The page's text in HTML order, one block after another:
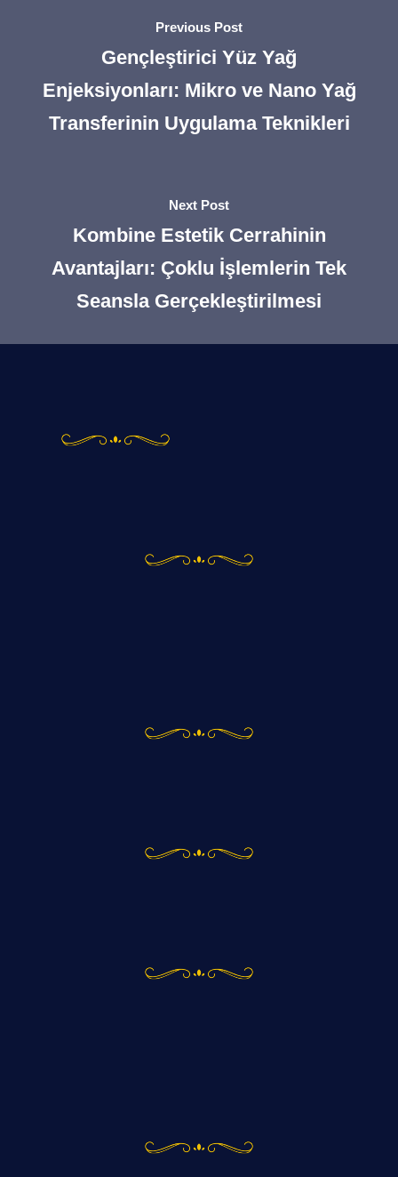
Previous Post
Gençleştirici Yüz Yağ
Enjeksiyonları: Mikro ve Nano Yağ
Transferinin Uygulama Teknikleri
Next Post
Kombine Estetik Cerrahinin
Avantajları: Çoklu İşlemlerin Tek
Seansla Gerçekleştirilmesi